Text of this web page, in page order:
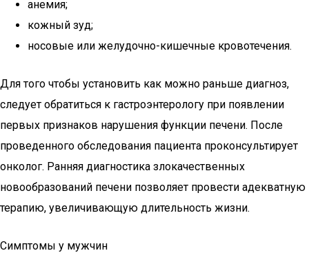
анемия;
кожный зуд;
носовые или желудочно-кишечные кровотечения.
Для того чтобы установить как можно раньше диагноз,
следует обратиться к гастроэнтерологу при появлении
первых признаков нарушения функции печени. После
проведенного обследования пациента проконсультирует
онколог. Ранняя диагностика злокачественных
новообразований печени позволяет провести адекватную
терапию, увеличивающую длительность жизни.
Симптомы у мужчин